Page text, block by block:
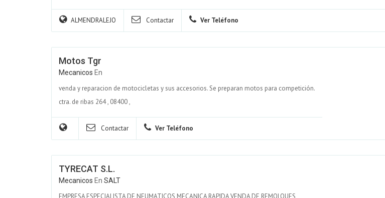
ALMENDRALEJO Contactar Ver Teléfono
Motos Tgr
Mecanicos En
venda y reparacion de motocicletas y sus accesorios. Se preparan motos para competición.
ctra. de ribas 264, 08400,
Contactar Ver Teléfono
TYRECAT S.L.
Mecanicos En SALT
EMPRESA ESPECIALISTA DE NEUMATICOS MECANICA RAPIDA VENDA DE REMOLQUES